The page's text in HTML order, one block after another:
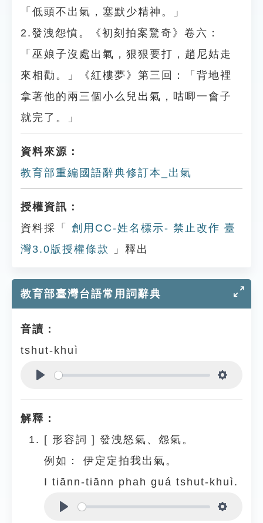
「低頭不出氣，塞默少精神。」
2.發洩怨憤。《初刻拍案驚奇》卷六：
「巫娘子沒處出氣，狠狠要打，趙尼姑走
來相勸。」《紅樓夢》第三回：「背地裡
拿著他的兩三個小么兒出氣，咕唧一會子
就完了。」
資料來源：
教育部重編國語辭典修訂本_出氣
授權資訊：
資料採「
創用CC-姓名標示- 禁止改作 臺
灣3.0版授權條款
」釋出
教育部臺灣台語常用詞辭典
音讀：
tshut-khuì
解釋：
[ 形容詞 ] 發洩怒氣、怨氣。
例如：
伊定定拍我出氣。
I tiānn-tiānn phah guá tshut-khuì.